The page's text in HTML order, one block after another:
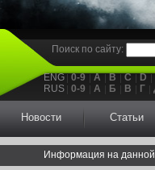
Поиск по сайту:
ENG 0-9 A B C
D
RUS 0-9 А Б В Г
Новости Статьи
Информация на